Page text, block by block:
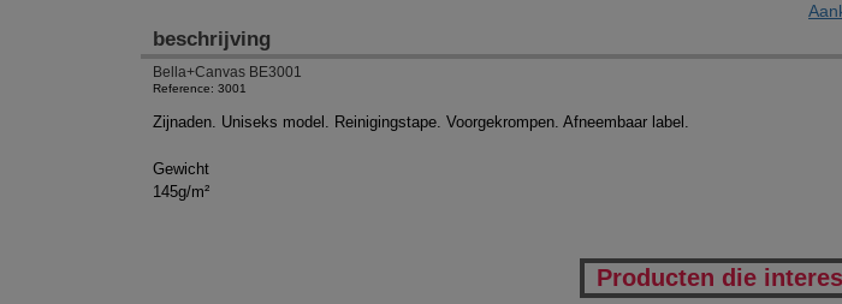
beschrijving
Bella+Canvas BE3001
Reference: 3001
Zijnaden. Uniseks model. Reinigingstape. Voorgekrompen. Afneembaar label.
Gewicht
145g/m²
Producten die